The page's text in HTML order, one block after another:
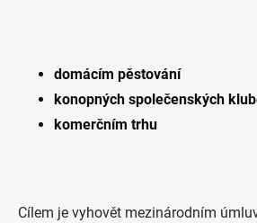
domácím pěstování
konopných společenských
komerčním trhu
Cílem je vyhovět mezinárodním